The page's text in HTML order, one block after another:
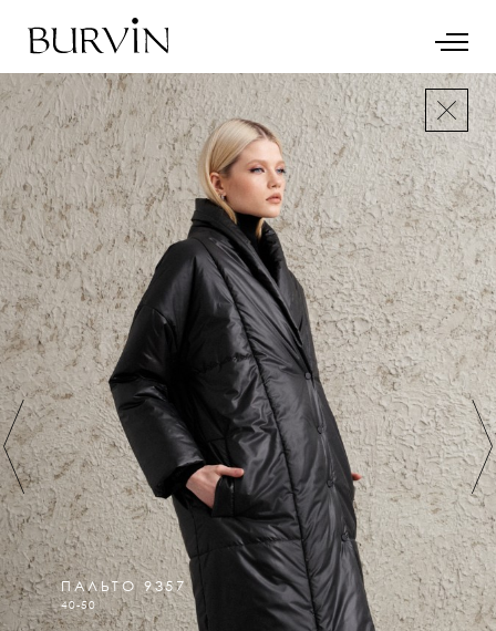
ПАЛЬТО 9357
40-50